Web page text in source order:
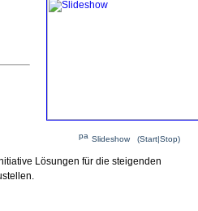
Slideshow (Start|Stop)
Lösungen für die steigenden